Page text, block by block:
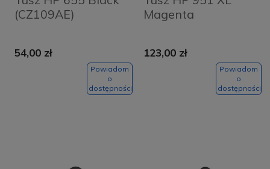
(CZ109AE)
54,00 zł
Powiadom
o
dostępności
Magenta
123,00 zł
Powiadom
o
dostępności